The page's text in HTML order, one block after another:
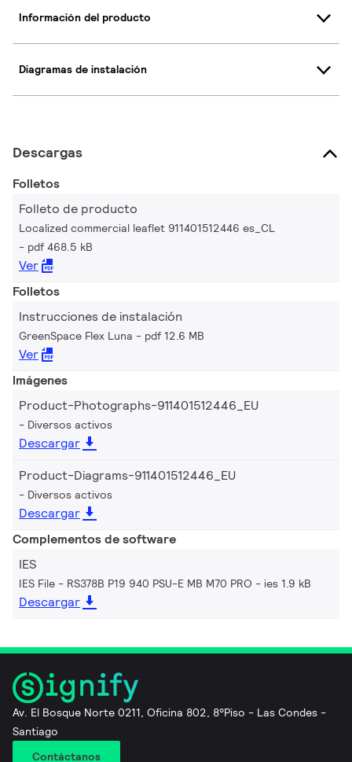
Información del producto
Diagramas de instalación
Descargas
Folletos
Folleto de producto
Localized commercial leaflet 911401512446 es_CL
pdf 468.5 kB
Ver
Folletos
Instrucciones de instalación
GreenSpace Flex Luna pdf 12.6 MB
Ver
Imágenes
Product-Photographs-911401512446_EU
Diversos activos
Descargar
Product-Diagrams-911401512446_EU
Diversos activos
Descargar
Complementos de software
IES
IES File - RS378B P19 940 PSU-E MB M70 PRO ies 1.9 kB
Descargar
Av. El Bosque Norte 0211, Oficina 802, 8°Piso - Las Condes -
Santiago
Contáctanos